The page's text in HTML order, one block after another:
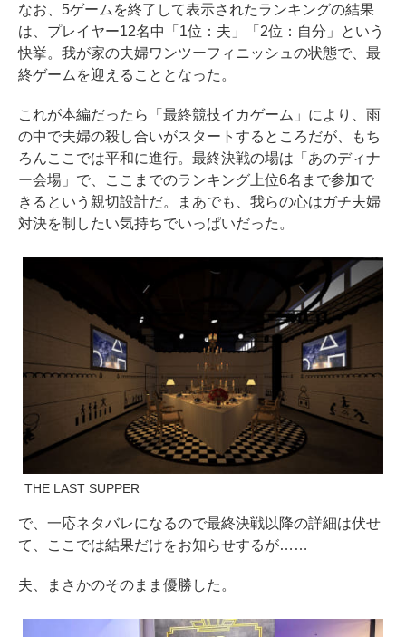
なお、5ゲームを終了して表示されたランキングの結果
は、プレイヤー12名中「1位：夫」「2位：自分」という
快挙。我が家の夫婦ワンツーフィニッシュの状態で、最
終ゲームを迎えることとなった。
これが本編だったら「最終競技イカゲーム」により、雨
の中で夫婦の殺し合いがスタートするところだが、もち
ろんここでは平和に進行。最終決戦の場は「あのディナ
ー会場」で、ここまでのランキング上位6名まで参加で
きるという親切設計だ。まあでも、我らの心はガチ夫婦
対決を制したい気持ちでいっぱいだった。
THE LAST SUPPER
で、一応ネタバレになるので最終決戦以降の詳細は伏せ
て、ここでは結果だけをお知らせするが……
夫、まさかのそのまま優勝した。